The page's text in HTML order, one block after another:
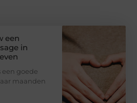
een
in
een goede
maanden